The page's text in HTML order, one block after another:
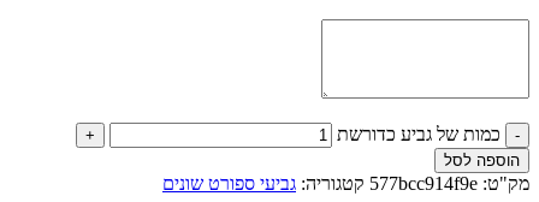
כמות של גביע כדורשת
הוספה לסל
מק"ט: 577bcc914f9e קטגוריה: גביעי ספורט שונים